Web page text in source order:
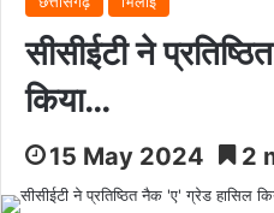
सीसीईटी ने
किया…
15 May 2024 2